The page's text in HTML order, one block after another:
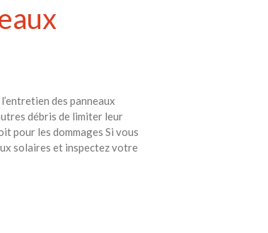
des panneaux
débris de limiter leur
pour les dommages Si vous
solaires et inspectez votre